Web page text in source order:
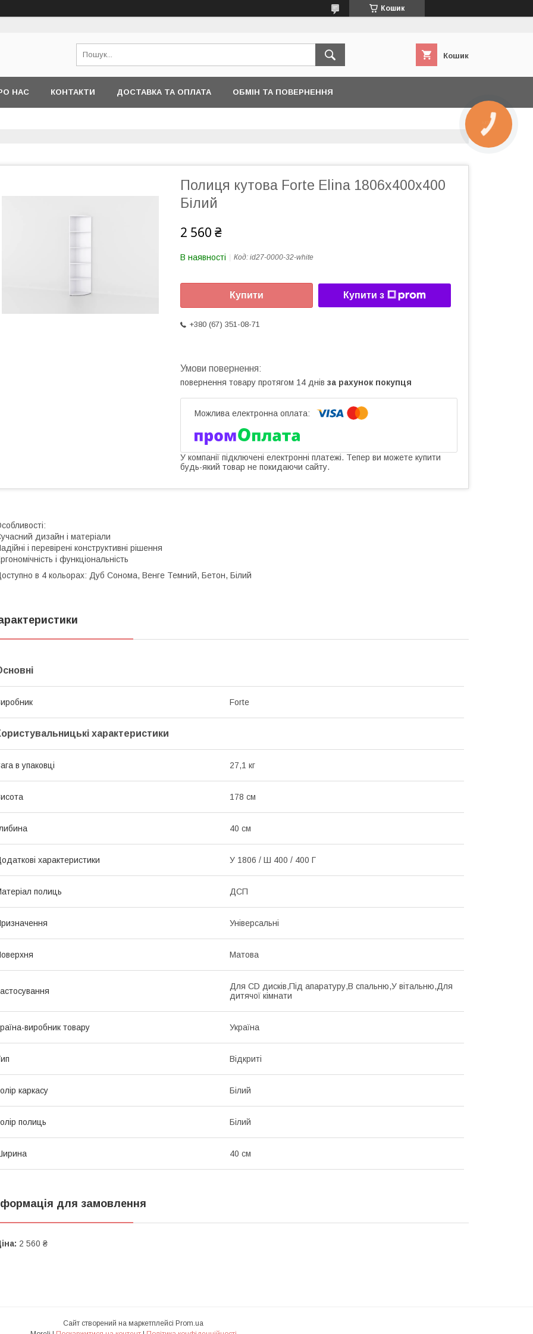
Кошик
Кошик
НАС КОНТАКТИ ДОСТАВКА ТА ОПЛАТА ОБМІН ТА ПОВЕРНЕННЯ
Полиця кутова Forte Elina 1806x400x400
Білий
2 560 ₴
В наявності Код: id27-0000-32-white
Купити Купити з
+380 (67) 351-08-71
повернення товару протягом 14 днів за рахунок покупця
У компанії підключені електронні платежі. Тепер ви можете купити
будь-який товар не покидаючи сайту.
дизайн і матеріали
і перевірені конструктивні рішення
і функціональність
в 4 кольорах: Дуб Сонома, Венге Темний, Бетон, Білий
Forte
характеристики
в упаковці 27,1 кг
178 см
40 см
характеристики У 1806 / Ш 400 / 400 Г
полиць ДСП
Універсальні
Матова
Для CD дисків,Під апаратуру,В спальню,У вітальню,Для
дитячої кімнати
виробник товару Україна
Відкриті
каркасу Білий
полиць Білий
40 см
для замовлення
2 560 ₴
Сайт створений на маркетплейсі Prom.ua
КНОПКА
ЗВ'ЯЗКУ